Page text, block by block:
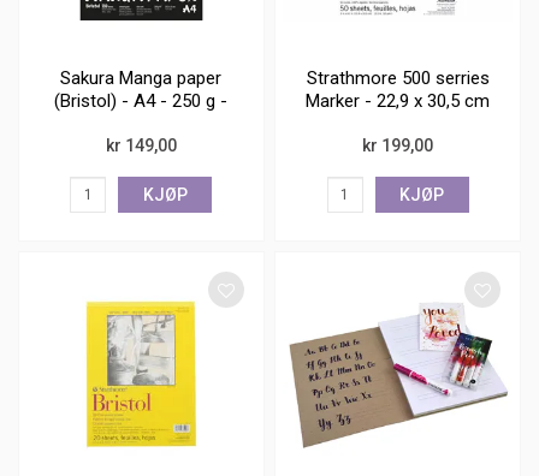
Sakura Manga paper
(Bristol) - A4 - 250 g -
kr 149,00
KJØP
Strathmore 500 serries
Marker - 22,9 x 30,5 cm
kr 199,00
KJØP